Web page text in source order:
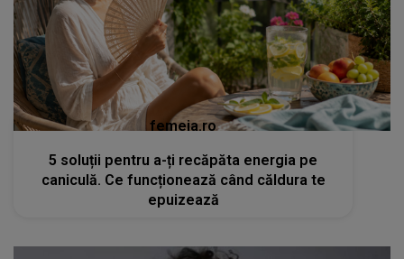
femeia.ro
5 soluții pentru a-ți recăpăta energia pe
caniculă. Ce funcționează când căldura te
epuizează